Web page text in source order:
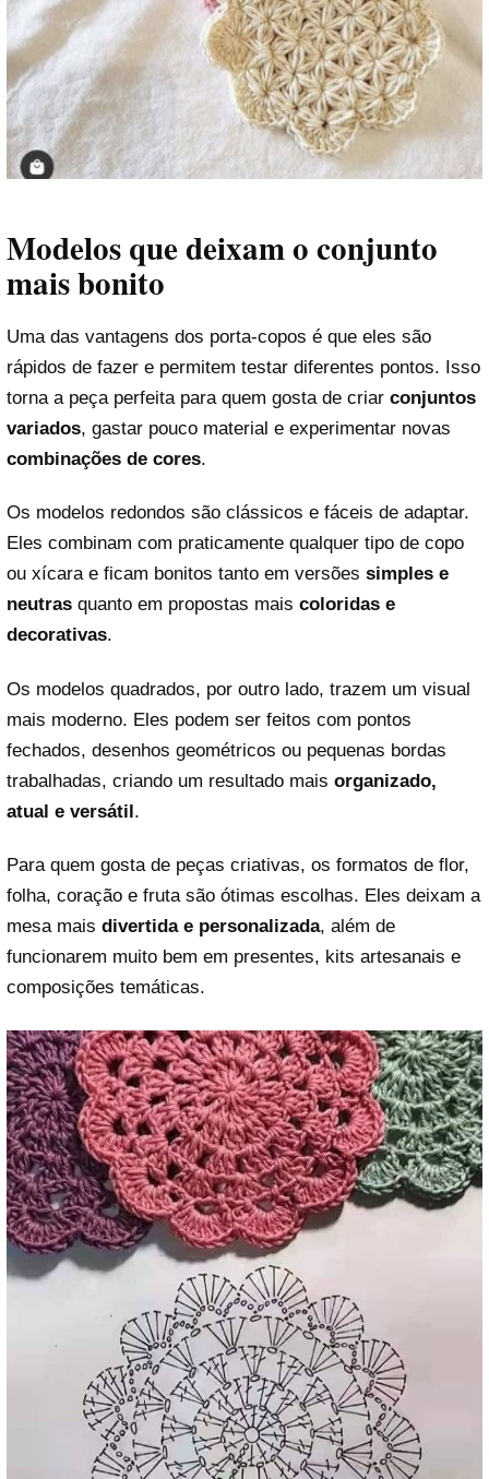
Modelos que deixam o conjunto
mais bonito
Uma das vantagens dos porta-copos é que eles são
rápidos de fazer e permitem testar diferentes pontos. Isso
torna a peça perfeita para quem gosta de criar conjuntos
variados, gastar pouco material e experimentar novas
combinações de cores.
Os modelos redondos são clássicos e fáceis de adaptar.
Eles combinam com praticamente qualquer tipo de copo
ou xícara e ficam bonitos tanto em versões simples e
neutras quanto em propostas mais coloridas e
decorativas.
Os modelos quadrados, por outro lado, trazem um visual
mais moderno. Eles podem ser feitos com pontos
fechados, desenhos geométricos ou pequenas bordas
trabalhadas, criando um resultado mais organizado,
atual e versátil.
Para quem gosta de peças criativas, os formatos de flor,
folha, coração e fruta são ótimas escolhas. Eles deixam a
mesa mais divertida e personalizada, além de
funcionarem muito bem em presentes, kits artesanais e
composições temáticas.